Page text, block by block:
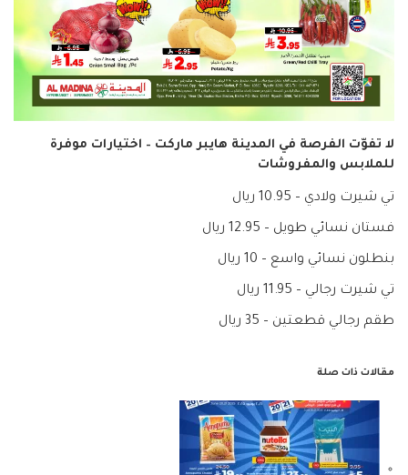
لا تفوّت الفرصة في المدينة هايبر ماركت – اختيارات موفرة
للملابس والمفروشات
تي شيرت ولادي – 10.95 ريال
فستان نسائي طويل – 12.95 ريال
بنطلون نسائي واسع – 10 ريال
تي شيرت رجالي – 11.95 ريال
طقم رجالي قطعتين – 35 ريال
مقالات ذات صلة